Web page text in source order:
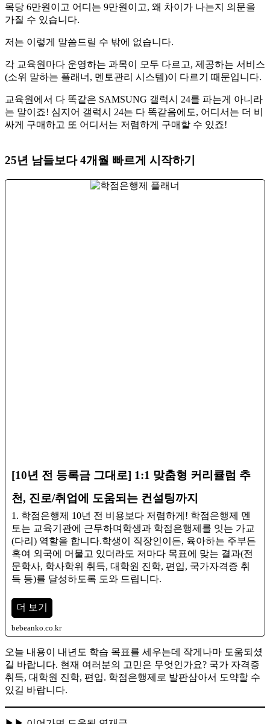
목당 6만원이고 어디는 9만원이고, 왜 차이가 나는지 의문을
가질 수 있습니다.
​저는 이렇게 말씀드릴 수 밖에 없습니다.
​각 교육원마다 운영하는 과목이 모두 다르고, 제공하는 서비스
(소위 말하는 플래너, 멘토관리 시스템)이 다르기 때문입니다.
​교육원에서 다 똑같은 SAMSUNG 갤럭시 24를 파는게 아니라
는 말이죠! 심지어 갤럭시 24는 다 똑같음에도, 어디서는 더 비
싸게 구매하고 또 어디서는 저렴하게 구매할 수 있죠!
25년 남들보다 4개월 빠르게 시작하기
[10년 전 등록금 그대로] 1:1 맞춤형 커리큘럼 추
천, 진로/취업에 도움되는 컨설팅까지
1. 학점은행제 10년 전 비용보다 저렴하게! 학점은행제 멘
토는 교육기관에 근무하며학생과 학점은행제를 잇는 가교
(다리) 역할을 합니다.​학생이 직장인이든, 육아하는 주부든
혹여 외국에 머물고 있더라도 저마다 목표에 맞는 결과(전
문학사, 학사학위 취득, 대학원 진학, 편입, 국가자격증 취
득 등)를 달성하도록 도와 드립니다.​
더 보기
bebeanko.co.kr
오늘 내용이 내년도 학습 목표를 세우는데 작게나마 도움되셨
길 바랍니다. 현재 여러분의 고민은 무엇인가요? ​국가 자격증
취득, 대학원 진학, 편입. 학점은행제로 발판삼아서 도약할 수
있길 바랍니다.